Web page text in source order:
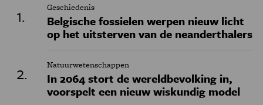
Geschiedenis
Belgische fossielen werpen nieuw licht
op het uitsterven van de neanderthalers
Natuurwetenschappen
In 2064 stort de wereldbevolking in,
voorspelt een nieuw wiskundig model